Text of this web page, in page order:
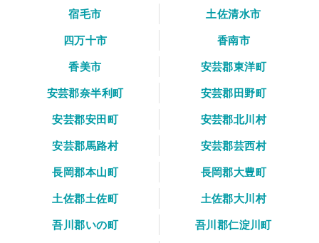
宿毛市
土佐清水市
四万十市
香南市
香美市
安芸郡東洋町
安芸郡奈半利町
安芸郡田野町
安芸郡安田町
安芸郡北川村
安芸郡馬路村
安芸郡芸西村
長岡郡本山町
長岡郡大豊町
土佐郡土佐町
土佐郡大川村
吾川郡いの町
吾川郡仁淀川町